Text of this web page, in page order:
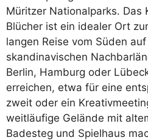
Müritzer Nationalparks. Das
Blücher ist ein idealer Ort
langen Reise vom Süden
skandinavischen
Berlin, Hamburg oder
erreichen, etwa für eine
zweit oder ein
weitläufige Gelände mit
Badesteg und Spielhaus